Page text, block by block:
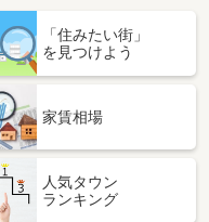
「住みたい街」
を見つけよう
家賃相場
人気タウン
ランキング